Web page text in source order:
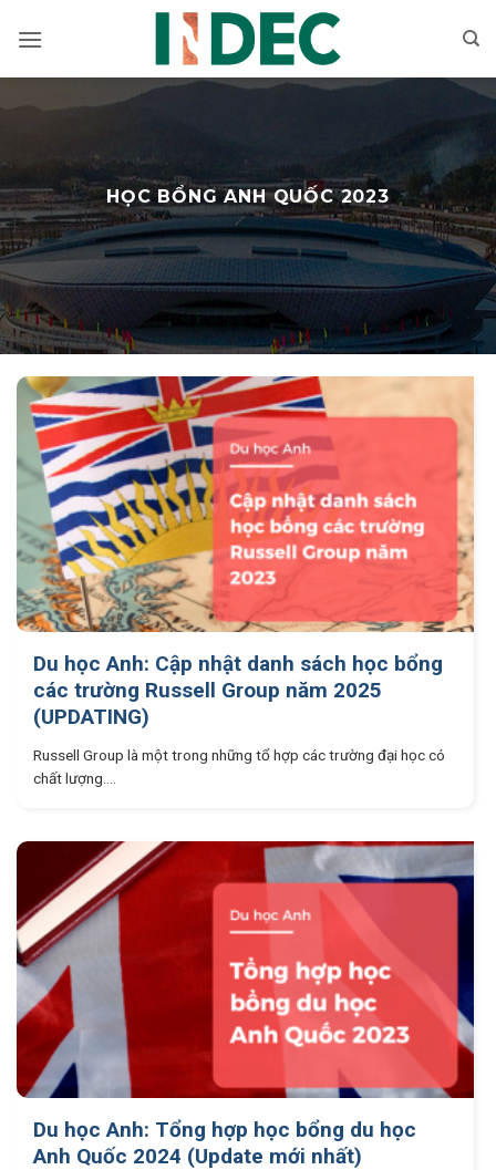
qua
HỌC BỔNG ANH QUỐC 2023
Du học Anh: Cập nhật danh sách học bổng
các trường Russell Group năm 2025
(UPDATING)
Russell Group là một trong những tổ hợp các trường đại học có
chất lượng....
Du học Anh: Tổng hợp học bổng du học
Anh Quốc 2024 (Update mới nhất)